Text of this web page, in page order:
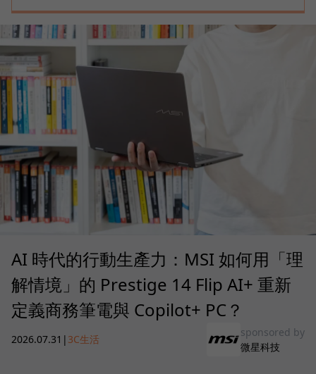
AI 時代的行動生產力：MSI 如何用「理
解情境」的 Prestige 14 Flip AI+ 重新
定義商務筆電與 Copilot+ PC？
2026.07.31 | 3C生活
sponsored by
微星科技